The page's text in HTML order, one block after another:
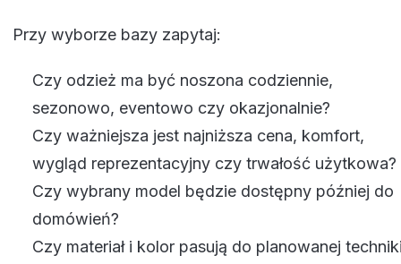
Przy wyborze bazy zapytaj:
Czy odzież ma być noszona codziennie,
sezonowo, eventowo czy okazjonalnie?
Czy ważniejsza jest najniższa cena, komfort,
wygląd reprezentacyjny czy trwałość użytkowa?
Czy wybrany model będzie dostępny później do
domówień?
Czy materiał i kolor pasują do planowanej